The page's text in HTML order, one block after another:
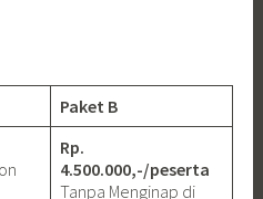
Paket B
Rp.
4.500.000,-/peserta
Tanpa Menginap di